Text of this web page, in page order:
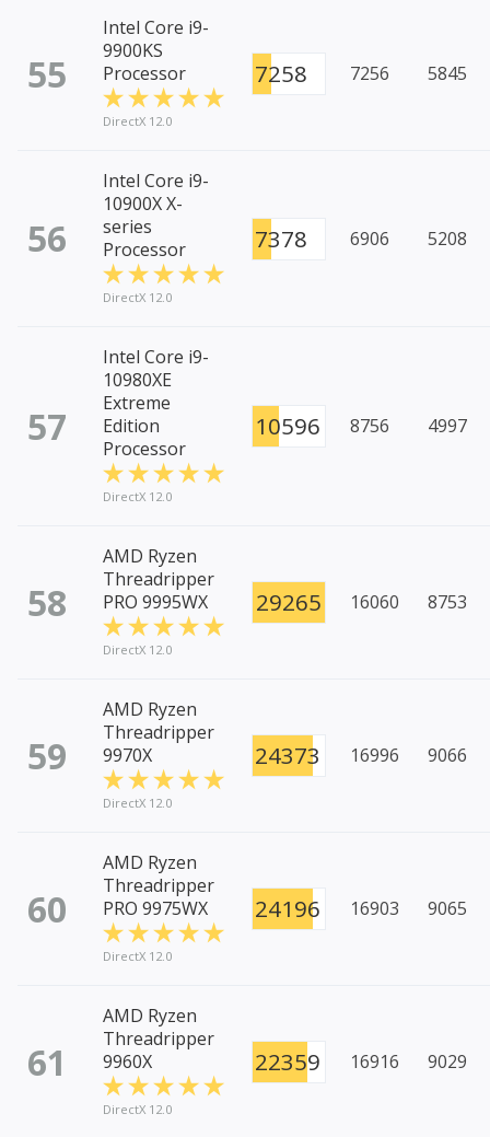
55
Intel Core i9-
9900KS
Processor
DirectX 12.0
7258 7256 5845
56
Intel Core i9-
10900X X-
series
Processor
DirectX 12.0
7378 6906 5208
57
Intel Core i9-
10980XE
Extreme
Edition
Processor
DirectX 12.0
10596 8756 4997
58
AMD Ryzen
Threadripper
PRO 9995WX
DirectX 12.0
29265 16060 8753
59
AMD Ryzen
Threadripper
9970X
DirectX 12.0
24373 16996 9066
60
AMD Ryzen
Threadripper
PRO 9975WX
DirectX 12.0
24196 16903 9065
61
AMD Ryzen
Threadripper
9960X
DirectX 12.0
22359 16916 9029